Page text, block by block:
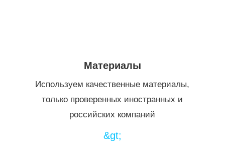
Материалы
Используем качественные материалы,
только проверенных иностранных и
российских компаний
&gt;